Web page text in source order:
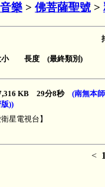
樂 > 佛菩薩聖號 >
小 長度 (最終類別)
KB 29分8秒 (南無本
))
星電視台】
<